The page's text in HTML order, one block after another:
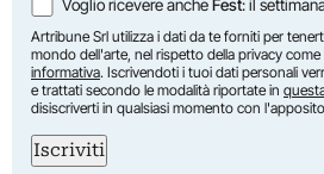
Voglio ricevere ancheFest: il
Artribune Srl utilizza i dati da te forniti per
mondo dell'arte, nel rispetto della privacy come
informativa. Iscrivendoti i tuoi dati personali
e trattati secondo le modalità riportate in
disiscriverti in qualsiasi momento con
Iscriviti